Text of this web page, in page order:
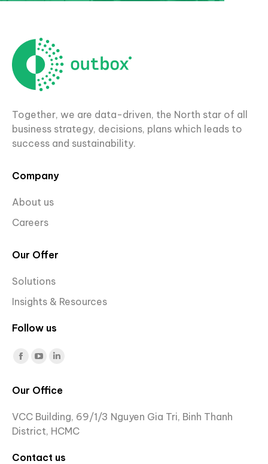
Together, we are data-driven, the North star of all
business strategy, decisions, plans which leads to
success and sustainability.
Company
About us
Careers
Our Offer
Solutions
Insights & Resources
Follow us
Find us on:
Facebook
opens
new
YouTube
opens
new
Linkedin
opens
in
new
Our Office
VCC Building, 69/1/3 Nguyen Gia Tri, Binh Thanh
District, HCMC
Contact us